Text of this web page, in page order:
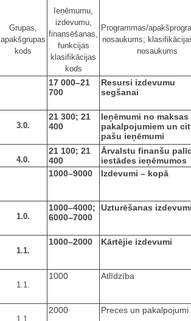
Grupas,
apakšgrupas
kods
Ieņēmumu,
izdevumu,
finansēšanas,
funkcijas
klasifikācijas
kods
Programmas/
nosaukums;
nosaukums
17 000–21
700
Resursi izdevumu
segšanai
3.0.
21 300; 21
400
Ieņēmumi no maksas
pakalpojumiem un
pašu ieņēmumi
4.0.
21 100; 21
400
Ārvalstu finanšu
iestādes ieņēmumos
1000–9000 Izdevumi – kopā
1.0.
1000–4000;
6000–7000
Uzturēšanas
1.1.
1000–2000 Kārtējie izdevumi
1.1.
1000 Atlīdzība
1.1.
2000 Preces un pakalpojumi